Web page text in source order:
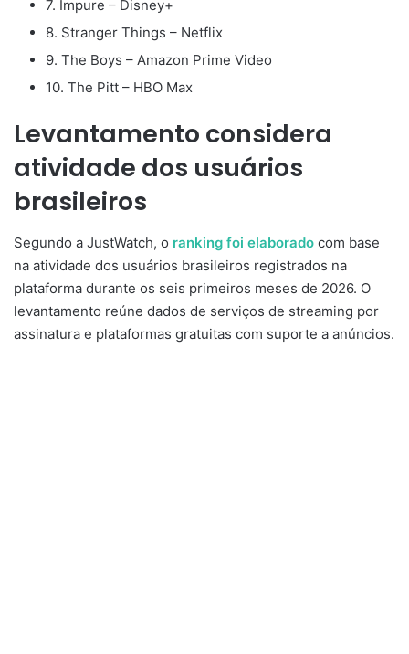
7. Impure – Disney+
8. Stranger Things – Netflix
9. The Boys – Amazon Prime Video
10. The Pitt – HBO Max
Levantamento considera
atividade dos usuários
brasileiros
Segundo a JustWatch, o ranking foi elaborado com base
na atividade dos usuários brasileiros registrados na
plataforma durante os seis primeiros meses de 2026. O
levantamento reúne dados de serviços de streaming por
assinatura e plataformas gratuitas com suporte a anúncios.